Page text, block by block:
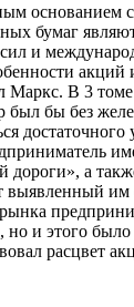
основанием
бумаг
и
акций
Маркс. В 3
был бы без
достаточного
дороги», а
выявленный им
и этого было
расцвет